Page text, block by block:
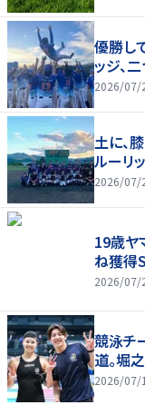
優勝し
ッジ、
2026/07/
土に、
ルーリ
2026/07/
19歳ヤ
ね獲得
2026/07/
競泳チ
道。堀
2026/07/